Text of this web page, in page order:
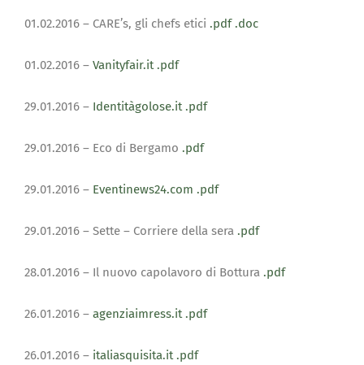
01.02.2016 – CARE’s, gli chefs etici .pdf .doc
01.02.2016 – Vanityfair.it .pdf
29.01.2016 – Identitàgolose.it .pdf
29.01.2016 – Eco di Bergamo .pdf
29.01.2016 – Eventinews24.com .pdf
29.01.2016 – Sette – Corriere della sera .pdf
28.01.2016 – Il nuovo capolavoro di Bottura .pdf
26.01.2016 – agenziaimress.it .pdf
26.01.2016 – italiasquisita.it .pdf